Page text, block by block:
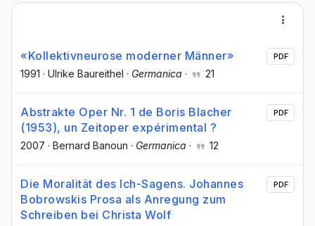
«Kollektivneurose moderner Männer»
1991 · Ulrike Baureithel · Germanica · 21
PDF
Abstrakte Oper Nr. 1 de Boris Blacher
(1953), un Zeitoper expérimental ?
2007 · Bernard Banoun · Germanica · 12
PDF
Die Moralität des Ich-Sagens. Johannes
Bobrowskis Prosa als Anregung zum
Schreiben bei Christa Wolf
PDF